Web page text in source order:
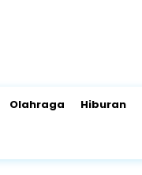
Olahraga Hiburan